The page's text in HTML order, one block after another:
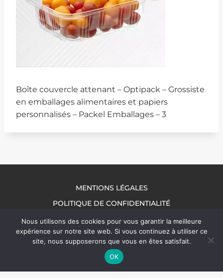
Boîte couvercle attenant – Optipack – Grossiste
en emballages alimentaires et papiers
personnalisés – Packel Emballages – 3
MENTIONS LÉGALES
POLITIQUE DE CONFIDENTIALITÉ
NOUS CONTACTER
Nous utilisons des cookies pour vous garantir la meilleure
expérience sur notre site web. Si vous continuez à utiliser ce
site, nous supposerons que vous en êtes satisfait.
OK